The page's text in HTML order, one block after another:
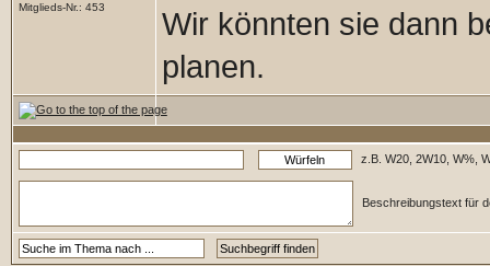
Mitglieds-Nr.: 453
Wir könnten sie dann
planen.
z.B. W20, 2W10, W%,
Beschreibungstext für